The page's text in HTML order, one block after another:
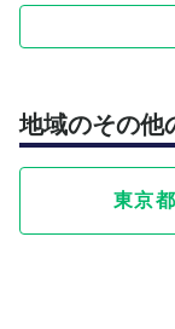
地域のその他
東京